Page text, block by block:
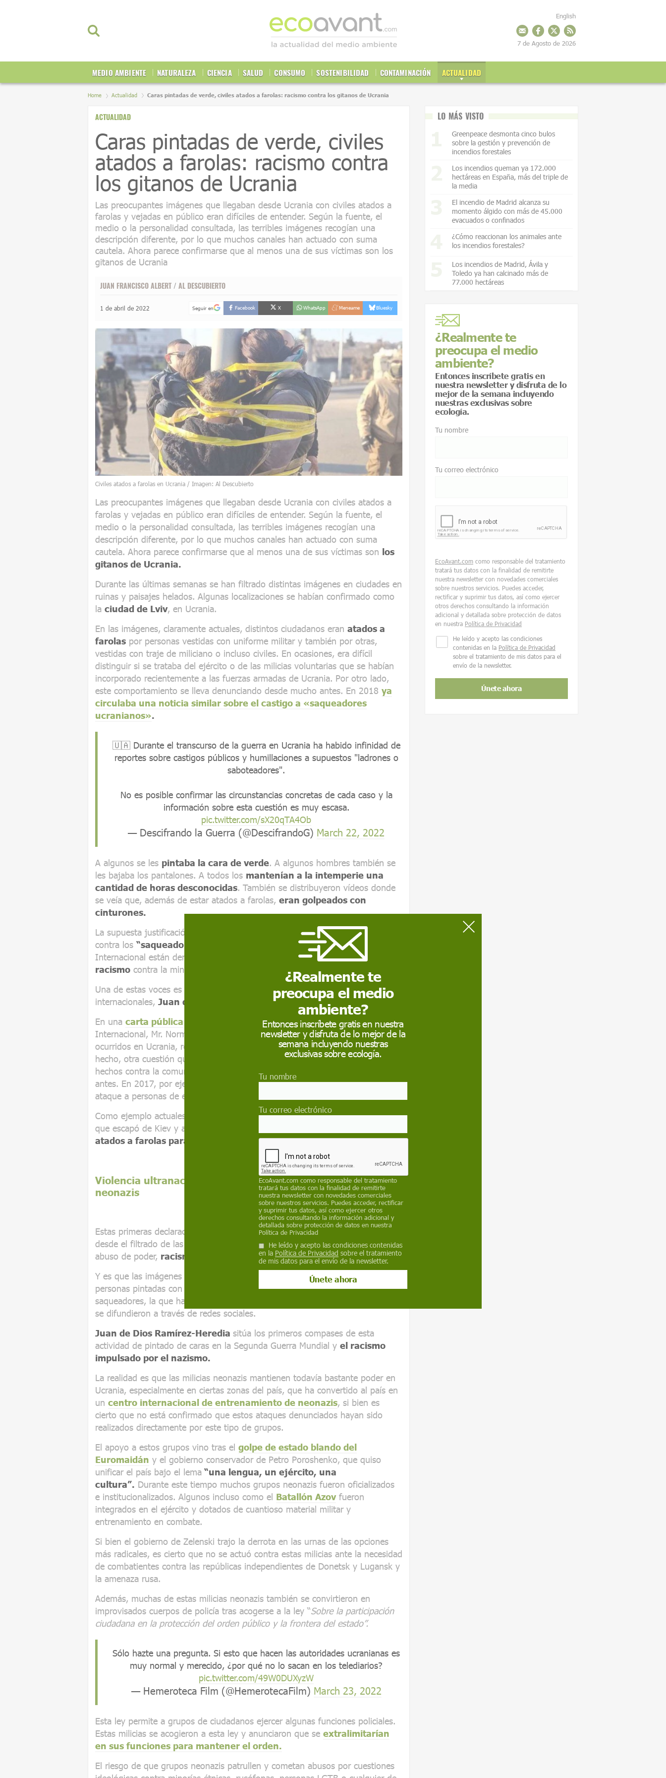
MEDIO AMBIENTE NATURALEZA CIENCIA SALUD CONSUMO SOSTENIBILIDAD CONTAMINACIÓN ACTUALIDAD
English
7 de Agosto de 2026
Home Actualidad Caras pintadas de verde, civiles atados a farolas: racismo contra los gitanos de Ucrania
ACTUALIDAD
Caras pintadas de verde, civiles
atados a farolas: racismo contra
los gitanos de Ucrania
Las preocupantes imágenes que llegaban desde Ucrania con civiles atados a
farolas y vejadas en público eran difíciles de entender. Según la fuente, el
medio o la personalidad consultada, las terribles imágenes recogían una
descripción diferente, por lo que muchos canales han actuado con suma
cautela. Ahora parece confirmarse que al menos una de sus víctimas son los
gitanos de Ucrania
JUAN FRANCISCO ALBERT / AL DESCUBIERTO
1 de abril de 2022 Seguir en Facebook X WhatsApp Meneame Bluesky
Civiles atados a farolas en Ucrania / Imagen: Al Descubierto
Las preocupantes imágenes que llegaban desde Ucrania con civiles atados a
farolas y vejadas en público eran difíciles de entender. Según la fuente, el
medio o la personalidad consultada, las terribles imágenes recogían una
descripción diferente, por lo que muchos canales han actuado con suma
cautela. Ahora parece confirmarse que al menos una de sus víctimas son los
gitanos de Ucrania.
Durante las últimas semanas se han filtrado distintas imágenes en ciudades en
ruinas y paisajes helados. Algunas localizaciones se habían confirmado como
la ciudad de Lviv, en Ucrania.
En las imágenes, claramente actuales, distintos ciudadanos eran atados a
farolas por personas vestidas con uniforme militar y también por otras,
vestidas con traje de miliciano o incluso civiles. En ocasiones, era difícil
distinguir si se trataba del ejército o de las milicias voluntarias que se habían
incorporado recientemente a las fuerzas armadas de Ucrania. Por otro lado,
este comportamiento se lleva denunciando desde mucho antes. En 2018 ya
circulaba una noticia similar sobre el castigo a «saqueadores
ucranianos».
🇺🇦 Durante el transcurso de la guerra en Ucrania ha habido infinidad de
reportes sobre castigos públicos y humillaciones a supuestos "ladrones o
saboteadores".
No es posible confirmar las circunstancias concretas de cada caso y la
información sobre esta cuestión es muy escasa.
pic.twitter.com/sX20qTA4Ob
— Descifrando la Guerra (@DescifrandoG) March 22, 2022
A algunos se les pintaba la cara de verde. A algunos hombres también se
les bajaba los pantalones. A todos los mantenían a la intemperie una
cantidad de horas desconocidas. También se distribuyeron vídeos donde
se veía que, además de estar atados a farolas, eran golpeados con
cinturones.
La supuesta justificación de este comportamiento es que era una actividad
contra los “saqueadores”.
Ahora distintas voces de la Unión Romaní
Internacional están denunciando que los casos son depersecución y
racismo contra la minoría gitana, unos 400.000, que viven en el país.
Una de estas voces es la de su vicepresidente de relaciones
internacionales, Juan de Dios Ramírez-Heredia Montoya
En una carta pública enviada al Presidente de la Unión Romaní
Internacional, Mr. Normund Rovenics, pide una investigación sobre los hechos
ocurridos en Ucrania, relatando el racismo histórico hacia esta comunidad. De
hecho, otra cuestión que hizo dudar de la veracidad de la noticia es que estos
hechos contra la comunidad gitana del país ya se habían denunciado años
antes. En 2017, por ejemplo,
varios mediosse hicieron eco del aumento del
ataque a personas de etnia gitana en Ucrania.
Como ejemplo actuales y según sus fuentes cita el caso de una familia gitana
que escapó de Kiev y al llegar a Leópolis fueron
atados a farolas para humillarlos.
Violencia ultranacionalista y el peligro de las milicias
neonazis
Estas primeras declaraciones parecen confirmar uno de los miedos presentes
desde el filtrado de las primeras imágenes: que estuviéramos ante un caso de
abuso de poder, racismo y venganza aprovechando la guerra.
Y es que las imágenes con familias enteras atadas a farolas o con algunas
personas pintadas con la cara verde hacían difícil mantener las acusaciones de
saqueadores, la que ha sido la versión oficial desde que estas duras imágenes
se difundieron a través de redes sociales.
Juan de Dios Ramírez-Heredia sitúa los primeros compases de esta
actividad de pintado de caras en la Segunda Guerra Mundial y el racismo
impulsado por el nazismo.
La realidad es que las milicias neonazis mantienen todavía bastante poder en
Ucrania, especialmente en ciertas zonas del país, que ha convertido al país en
un centro internacional de entrenamiento de neonazis, si bien es
cierto que no está confirmado que estos ataques denunciados hayan sido
realizados directamente por este tipo de grupos.
El apoyo a estos grupos vino tras el golpe de estado blando del
Euromaidán y el gobierno conservador de Petro Poroshenko, que quiso
unificar el país bajo el lema “una lengua, un ejército, una
cultura”. Durante este tiempo muchos grupos neonazis fueron oficializados
e institucionalizados. Algunos incluso como el Batallón Azovfueron
integrados en el ejército y dotados de cuantioso material militar y
entrenamiento en combate.
Si bien el gobierno de Zelenski trajo la derrota en las urnas de las opciones
más radicales, es cierto que no se actuó contra estas milicias ante la necesidad
de combatientes contra las repúblicas independientes de Donetsk y Lugansk y
la amenaza rusa.
Además, muchas de estas milicias neonazis también se convirtieron en
improvisados cuerpos de policía tras acogerse a la ley “Sobre la participación
ciudadana en la protección del orden público y la frontera del estado”.
Sólo hazte una pregunta. Si esto que hacen las autoridades ucranianas es
muy normal y merecido, ¿por qué no lo sacan en los telediarios?
pic.twitter.com/49W0DUXyzW
— Hemeroteca Film (@HemerotecaFilm) March 23, 2022
Esta ley permite a grupos de ciudadanos ejercer algunas funciones policiales.
Estas milicias se acogieron a esta ley y anunciaron que se extralimitarían
en sus funciones para mantener el orden.
El riesgo de que grupos neonazis patrullen y cometan abusos por cuestiones
LO MÁS VISTO
Greenpeace desmonta cinco bulos
sobre la gestión y prevención de
incendios forestales
Los incendios queman ya 172.000
hectáreas en España, más del triple de
la media
El incendio de Madrid alcanza su
momento álgido con más de 45.000
evacuados o confinados
¿Cómo reaccionan los animales ante
los incendios forestales?
Los incendios de Madrid, Ávila y
Toledo ya han calcinado más de
77.000 hectáreas
¿Realmente te
preocupa el medio
ambiente?
Entonces inscríbete gratis en
nuestra newsletter y disfruta de lo
mejor de la semana incluyendo
nuestras exclusivas sobre
ecología.
Tu nombre
Tu correo electrónico
EcoAvant.com como responsable del tratamiento
tratará tus datos con la finalidad de remitirte
nuestra newsletter con novedades comerciales
sobre nuestros servicios. Puedes acceder,
rectificar y suprimir tus datos, así como ejercer
otros derechos consultando la información
adicional y detallada sobre protección de datos
en nuestra Política de Privacidad
He leído y acepto las condiciones
contenidas en la Política de Privacidad
sobre el tratamiento de mis datos para el
envío de la newsletter.
¿Realmente te
preocupa el medio
ambiente?
Entonces inscríbete gratis en nuestra
newsletter y disfruta de lo mejor de la
semana incluyendo nuestras
exclusivas sobre ecología.
Tu nombre
Tu correo electrónico
EcoAvant.com como responsable del tratamiento
tratará tus datos con la finalidad de remitirte
nuestra newsletter con novedades comerciales
sobre nuestros servicios. Puedes acceder, rectificar
y suprimir tus datos, así como ejercer otros
derechos consultando la información adicional y
detallada sobre protección de datos en nuestra
Política de Privacidad
He leído y acepto las condiciones contenidas
en la Política de Privacidad sobre el tratamiento
de mis datos para el envío de la newsletter.